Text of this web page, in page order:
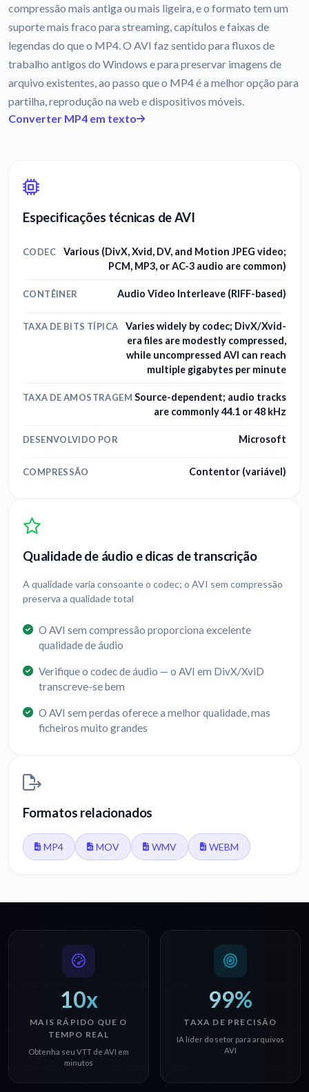
compressão mais antiga ou mais ligeira, e o formato tem um
suporte mais fraco para streaming, capítulos e faixas de
legendas do que o MP4. O AVI faz sentido para fluxos de
trabalho antigos do Windows e para preservar imagens de
arquivo existentes, ao passo que o MP4 é a melhor opção para
partilha, reprodução na web e dispositivos móveis.
Converter MP4 em texto
Especificações técnicas de AVI
CODEC
Various (DivX, Xvid, DV, and Motion JPEG video;
PCM, MP3, or AC-3 audio are common)
CONTÊINER Audio Video Interleave (RIFF-based)
TAXA DE BITS TÍPICA
Varies widely by codec; DivX/Xvid-
era files are modestly compressed,
while uncompressed AVI can reach
multiple gigabytes per minute
TAXA DE AMOSTRAGEM Source-dependent; audio tracks
are commonly 44.1 or 48 kHz
DESENVOLVIDO POR Microsoft
COMPRESSÃO Contentor (variável)
Qualidade de áudio e dicas de transcrição
A qualidade varia consoante o codec; o AVI sem compressão
preserva a qualidade total
O AVI sem compressão proporciona excelente
qualidade de áudio
Verifique o codec de áudio — o AVI em DivX/XviD
transcreve-se bem
O AVI sem perdas oferece a melhor qualidade, mas
ficheiros muito grandes
Formatos relacionados
MP4 MOV WMV WEBM
10x
MAIS RÁPIDO QUE O
TEMPO REAL
Obtenha seu VTT de AVI em
minutos
99%
TAXA DE PRECISÃO
IA líder do setor para arquivos
AVI